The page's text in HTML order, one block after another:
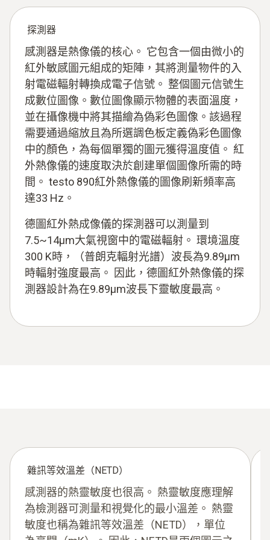
探測器
感測器是熱像儀的核心。 它包含一個由微小的
紅外敏感圖元組成的矩陣，其將測量物件的入
射電磁輻射轉換成電子信號。 整個圖元信號生
成數位圖像。數位圖像顯示物體的表面溫度，
並在攝像機中將其描繪為偽彩色圖像。該過程
需要通過縮放且為所選調色板定義偽彩色圖像
中的顏色，為每個單獨的圖元獲得溫度值。 紅
外熱像儀的速度取決於創建單個圖像所需的時
間。 testo 890紅外熱像儀的圖像刷新頻率高
達33 Hz。
德圖紅外熱成像儀的探測器可以測量到
7.5~14μm大氣視窗中的電磁輻射。 環境溫度
300 K時，（普朗克輻射光譜）波長為9.89μm
時輻射強度最高。 因此，德圖紅外熱像儀的探
測器設計為在9.89μm波長下靈敏度最高。
雜訊等效溫差（NETD）
感測器的熱靈敏度也很高。 熱靈敏度應理解
為檢測器可測量和視覺化的最小溫差。 熱靈
敏度也稱為雜訊等效溫差（NETD），單位